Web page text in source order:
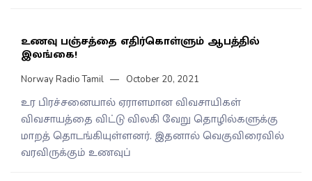
உணவு பஞ்சத்தை எதிர்கொள்ளும் ஆபத்தில்
இலங்கை!
Norway Radio Tamil October 20, 2021
உர பிரச்சனையால் ஏராளமான விவசாயிகள்
விவசாயத்தை விட்டு விலகி வேறு தொழில்களுக்கு
மாறத் தொடங்கியுள்ளனர். இதனால் வெகுவிரைவில்
வரவிருக்கும் உணவுப்